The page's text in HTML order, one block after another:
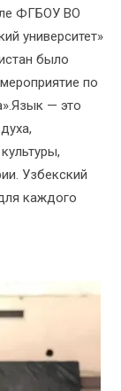
ФГБОУ ВО
университет»
было
по
— это
Узбекский
каждого